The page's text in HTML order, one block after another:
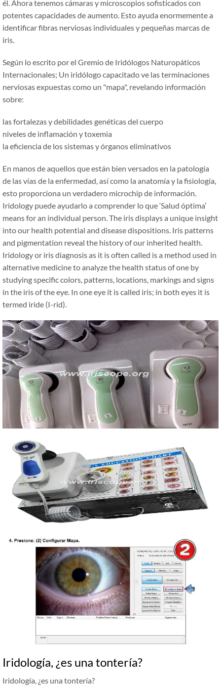
él. Ahora tenemos cámaras y microscopios sofisticados con
potentes capacidades de aumento. Esto ayuda enormemente a
identificar fibras nerviosas individuales y pequeñas marcas de
iris.
Según lo escrito por el Gremio de Iridólogos Naturopáticos
Internacionales; Un iridólogo capacitado ve las terminaciones
nerviosas expuestas como un "mapa", revelando información
sobre:
las fortalezas y debilidades genéticas del cuerpo
niveles de inflamación y toxemia
la eficiencia de los sistemas y órganos eliminativos
En manos de aquellos que están bien versados en la patología
de las vías de la enfermedad, así como la anatomía y la fisiología,
esto proporciona un verdadero microchip de información.
Iridology puede ayudarlo a comprender lo que ‘Salud óptima’
means for an individual person. The iris displays a unique insight
into our health potential and disease dispositions. Iris patterns
and pigmentation reveal the history of our inherited health.
Iridology or iris diagnosis as it is often called is a method used in
alternative medicine to analyze the health status of one by
studying specific colors, patterns, locations, markings and signs
in the iris of the eye. In one eye it is called iris; in both eyes it is
termed iride (I-rid).
Iridología, ¿es una tontería?
Iridología, ¿es una tontería?